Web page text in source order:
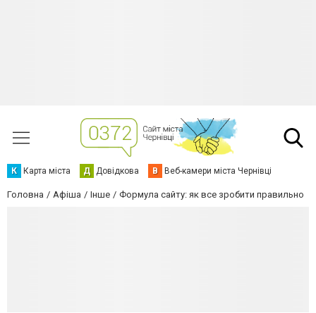
К Карта міста Д Довідкова В Веб-камери міста Чернівці
Головна Афіша Інше Формула сайту: як все зробити правильно